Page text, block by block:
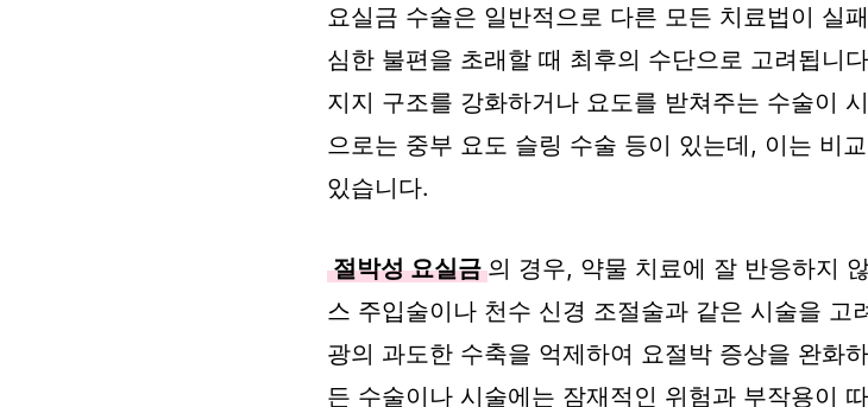
요실금 수술은 일반적으로 다른 모든 치료법이 실
심한 불편을 초래할 때 최후의 수단으로 고려됩니
지지 구조를 강화하거나 요도를 받쳐주는 수술이
으로는 중부 요도 슬링 수술 등이 있는데, 이는 비
있습니다.
절박성 요실금 의 경우, 약물 치료에 잘 반응하지
스 주입술이나 천수 신경 조절술과 같은 시술을 고
광의 과도한 수축을 억제하여 요절박 증상을 완화
든 수술이나 시술에는 잠재적인 위험과 부작용이